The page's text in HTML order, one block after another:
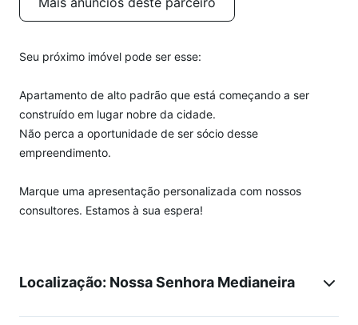
Seu próximo imóvel pode ser esse:
Apartamento de alto padrão que está começando a ser
construído em lugar nobre da cidade.
Não perca a oportunidade de ser sócio desse
empreendimento.
Marque uma apresentação personalizada com nossos
consultores. Estamos à sua espera!
Localização: Nossa Senhora Medianeira